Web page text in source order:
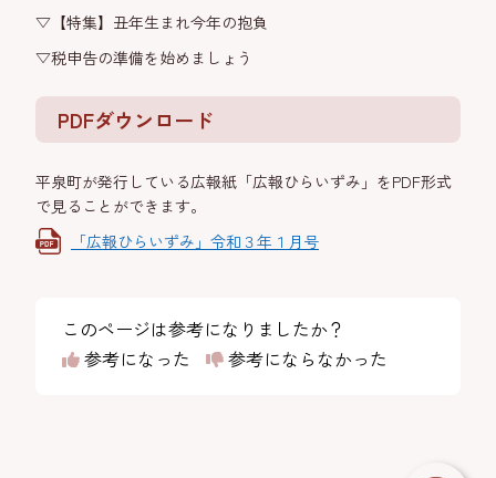
▽【特集】丑年生まれ今年の抱負
▽税申告の準備を始めましょう
PDFダウンロード
平泉町が発行している広報紙「広報ひらいずみ」をPDF形式
で見ることができます。
「広報ひらいずみ」令和３年１月号
このページは参考になりましたか？
参考になった
参考にならなかった